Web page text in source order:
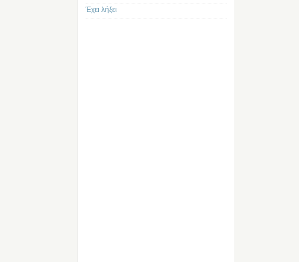
Έχει λήξει